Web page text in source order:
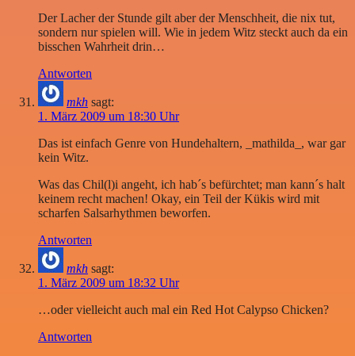
Der Lacher der Stunde gilt aber der Menschheit, die nix tut,
sondern nur spielen will. Wie in jedem Witz steckt auch da ein
bisschen Wahrheit drin…
Antworten
mkh sagt:
1. März 2009 um 18:30 Uhr
Das ist einfach Genre von Hundehaltern, _mathilda_, war gar
kein Witz.
Was das Chil(l)i angeht, ich hab´s befürchtet; man kann´s halt
keinem recht machen! Okay, ein Teil der Kükis wird mit
scharfen Salsarhythmen beworfen.
Antworten
mkh sagt:
1. März 2009 um 18:32 Uhr
…oder vielleicht auch mal ein Red Hot Calypso Chicken?
Antworten